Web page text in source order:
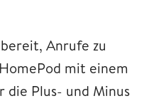
Anrufe zu
mit einem
die Plus- und Minus